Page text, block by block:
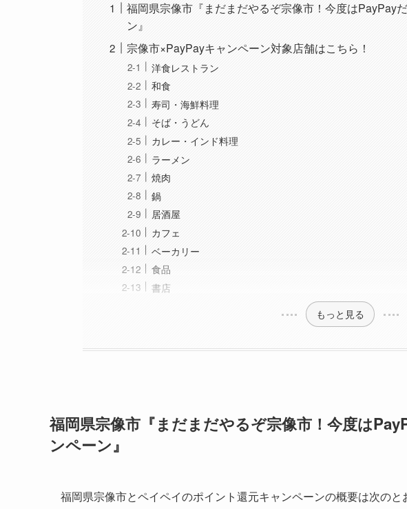
福岡県宗像市『まだまだやるぞ宗像市！今度はPayPay
ン』
宗像市×PayPayキャンペーン対象店舗はこちら！
洋食レストラン
和食
寿司・海鮮料理
そば・うどん
カレー・インド料理
ラーメン
焼肉
鍋
居酒屋
カフェ
ベーカリー
食品
書店
もっと見る
福岡県宗像市『まだまだやるぞ宗像市！今度は
ンペーン』
福岡県宗像市とペイペイのポイント還元キャンペーンの概要は次のと